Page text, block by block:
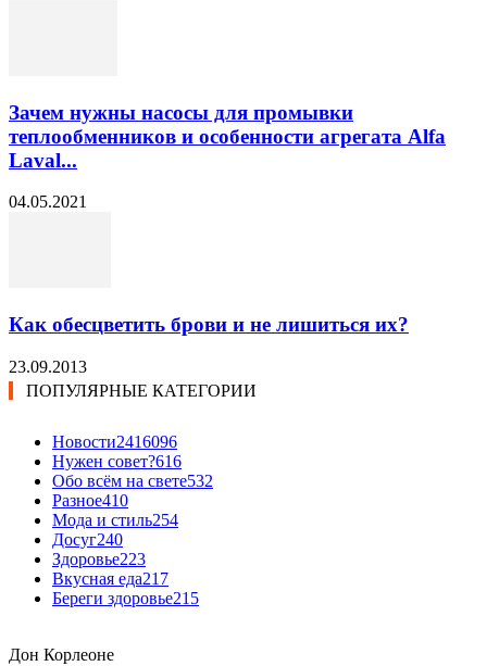
Зачем нужны насосы для промывки
теплообменников и особенности агрегата Alfa
Laval...
04.05.2021
Как обесцветить брови и не лишиться их?
23.09.2013
ПОПУЛЯРНЫЕ КАТЕГОРИИ
Новости2416096
Нужен совет?616
Обо всём на свете532
Разное410
Мода и стиль254
Досуг240
Здоровье223
Вкусная еда217
Береги здоровье215
Дон Корлеоне